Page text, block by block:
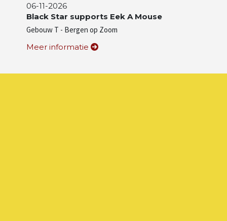
06-11-2026
Black Star supports Eek A Mouse
Gebouw T - Bergen op Zoom
Meer informatie